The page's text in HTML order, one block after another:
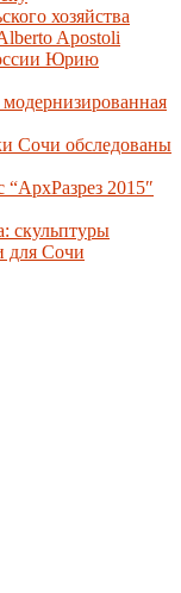
хозяйства
Apostoli
Юрию
Сочи обследованы
2015″
скульптуры
для Сочи